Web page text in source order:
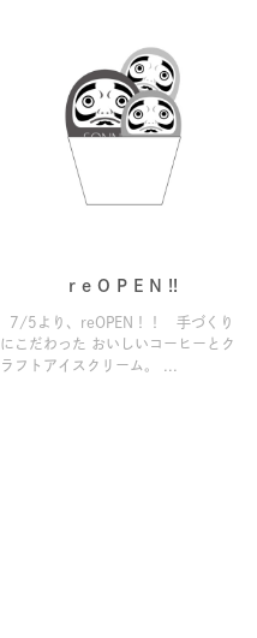
r e O P E N !!
7/5より、reOPEN！！ 手づくり
にこだわった おいしいコーヒーとク
ラフトアイスクリーム。 ...